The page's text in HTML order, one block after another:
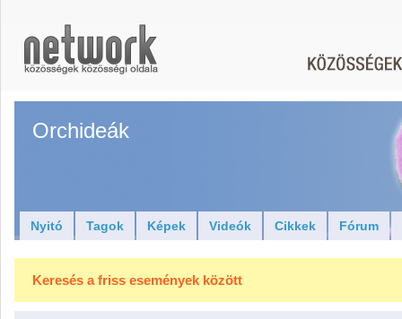
Orchideák
Nyitó Tagok Képek Videók Cikkek Fórum
Keresés a friss események között